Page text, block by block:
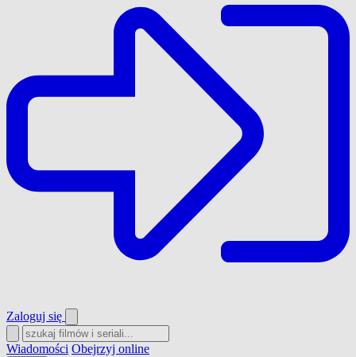
Zaloguj się
Wiadomości Obejrzyj online